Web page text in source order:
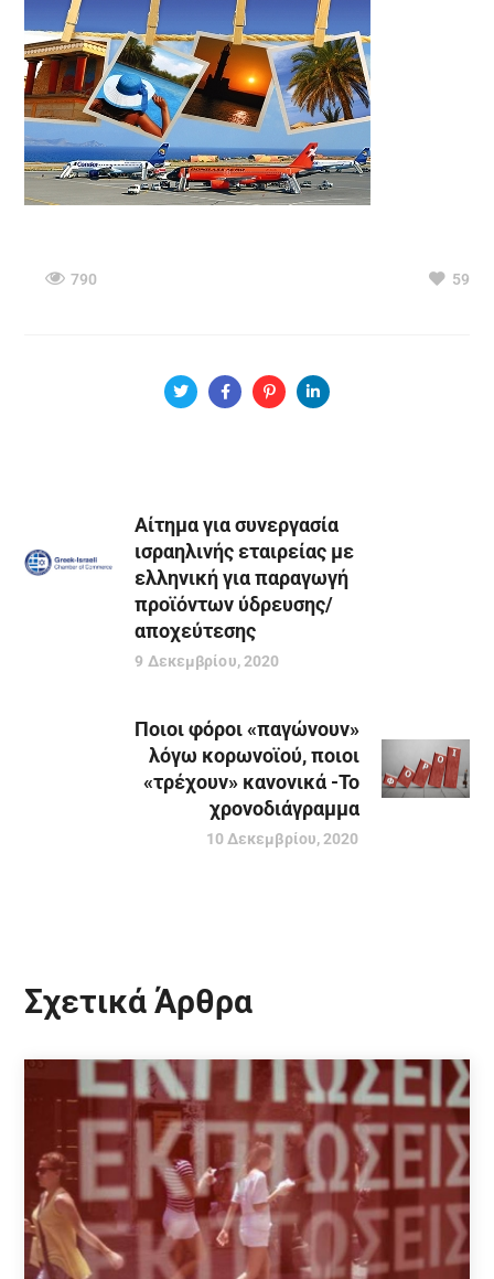
790 59
Αίτημα για συνεργασία
ισραηλινής εταιρείας με
ελληνική για παραγωγή
προϊόντων ύδρευσης/
αποχεύτεσης
9 Δεκεμβρίου, 2020
Ποιοι φόροι «παγώνουν»
λόγω κορωνοϊού, ποιοι
«τρέχουν» κανονικά -Το
χρονοδιάγραμμα
10 Δεκεμβρίου, 2020
Σχετικά Άρθρα